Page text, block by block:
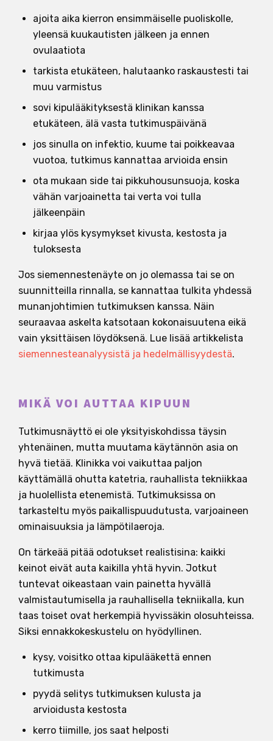
ajoita aika kierron ensimmäiselle puoliskolle,
yleensä kuukautisten jälkeen ja ennen
ovulaatiota
tarkista etukäteen, halutaanko raskaustesti tai
muu varmistus
sovi kipulääkityksestä klinikan kanssa
etukäteen, älä vasta tutkimuspäivänä
jos sinulla on infektio, kuume tai poikkeavaa
vuotoa, tutkimus kannattaa arvioida ensin
ota mukaan side tai pikkuhousunsuoja, koska
vähän varjoainetta tai verta voi tulla
jälkeenpäin
kirjaa ylös kysymykset kivusta, kestosta ja
tuloksesta
Jos siemennestenäyte on jo olemassa tai se on
suunnitteilla rinnalla, se kannattaa tulkita yhdessä
munanjohtimien tutkimuksen kanssa. Näin
seuraavaa askelta katsotaan kokonaisuutena eikä
vain yksittäisen löydöksenä. Lue lisää artikkelista
siemennesteanalyysistä ja hedelmällisyydestä.
MIKÄ VOI AUTTAA KIPUUN
Tutkimusnäyttö ei ole yksityiskohdissa täysin
yhtenäinen, mutta muutama käytännön asia on
hyvä tietää. Klinikka voi vaikuttaa paljon
käyttämällä ohutta katetria, rauhallista tekniikkaa
ja huolellista etenemistä. Tutkimuksissa on
tarkasteltu myös paikallispuudutusta, varjoaineen
ominaisuuksia ja lämpötilaeroja.
On tärkeää pitää odotukset realistisina: kaikki
keinot eivät auta kaikilla yhtä hyvin. Jotkut
tuntevat oikeastaan vain painetta hyvällä
valmistautumisella ja rauhallisella tekniikalla, kun
taas toiset ovat herkempiä hyvissäkin olosuhteissa.
Siksi ennakkokeskustelu on hyödyllinen.
kysy, voisitko ottaa kipulääkettä ennen
tutkimusta
pyydä selitys tutkimuksen kulusta ja
arvioidusta kestosta
kerro tiimille, jos saat helposti